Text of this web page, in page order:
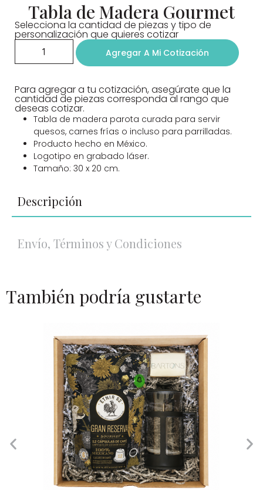
Tabla de Madera Gourmet
Selecciona la cantidad de piezas y tipo de
personalización que quieres cotizar
Agregar A Mi Cotización
Para agregar a tu cotización, asegúrate que la
cantidad de piezas corresponda al rango que
deseas cotizar.
Tabla de madera parota curada para servir
quesos, carnes frías o incluso para parrilladas.
Producto hecho en México.
Logotipo en grabado láser.
Tamaño: 30 x 20 cm.
Descripción
Envío, Términos y Condiciones
También podría gustarte